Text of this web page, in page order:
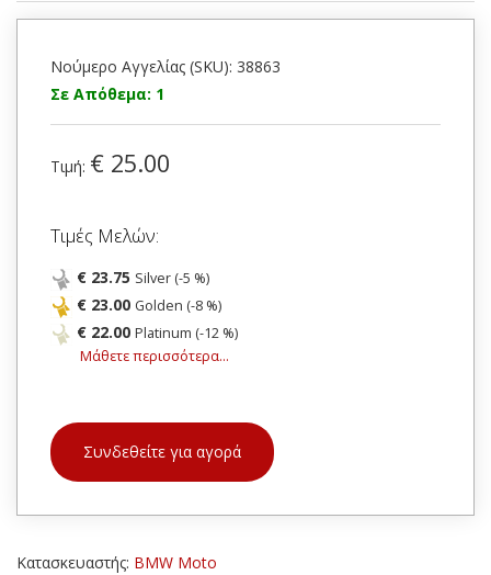
Νούμερο Αγγελίας (SKU): 38863
Σε Απόθεμα: 1
Τιμή: € 25.00
Τιμές Μελών:
€ 23.75 Silver (-5 %)
€ 23.00 Golden (-8 %)
€ 22.00 Platinum (-12 %)
Μάθετε περισσότερα...
Συνδεθείτε για αγορά
Κατασκευαστής: BMW Moto